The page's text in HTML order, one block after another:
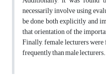
necessarily involve using
be done both explicitly and
that orientation of the
Finally, female lecturers
frequently than male lecturers.